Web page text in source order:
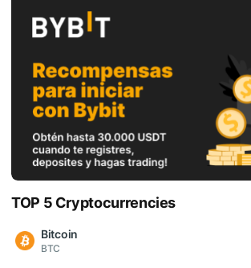
TOP 5 Cryptocurrencies
Bitcoin
BTC